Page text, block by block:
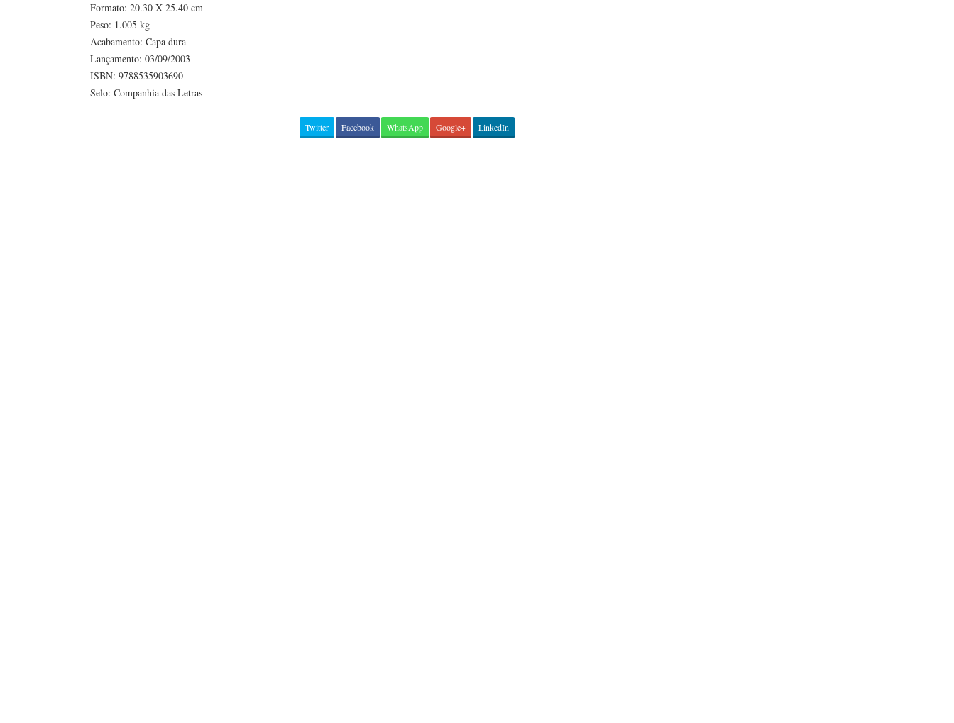
Formato: 20.30 X 25.40 cm
Peso: 1.005 kg
Acabamento: Capa dura
Lançamento: 03/09/2003
ISBN: 9788535903690
Selo: Companhia das Letras
Twitter Facebook WhatsApp Google+ LinkedIn